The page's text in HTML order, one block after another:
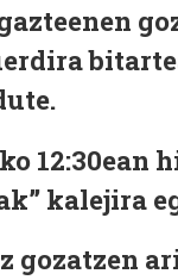
12:30ean
kalejira
gozatzen